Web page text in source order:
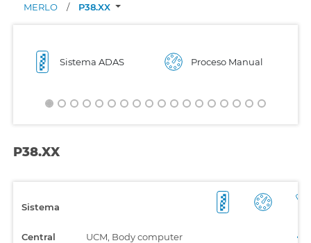
MERLO
/ P38.XX
Sistema ADAS Proceso Manual
P38.XX
Sistema
Central
UCM, Body computer